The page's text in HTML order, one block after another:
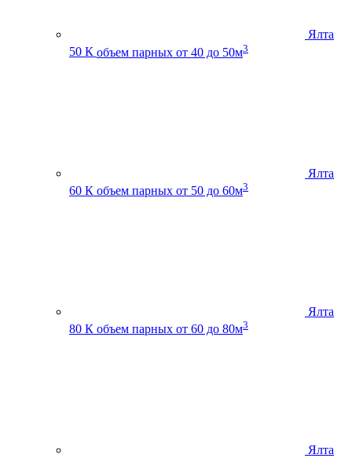
Ялта
50 К объем парных от 40 до 50м3
Ялта
60 К объем парных от 50 до 60м3
Ялта
80 К объем парных от 60 до 80м3
Ялта